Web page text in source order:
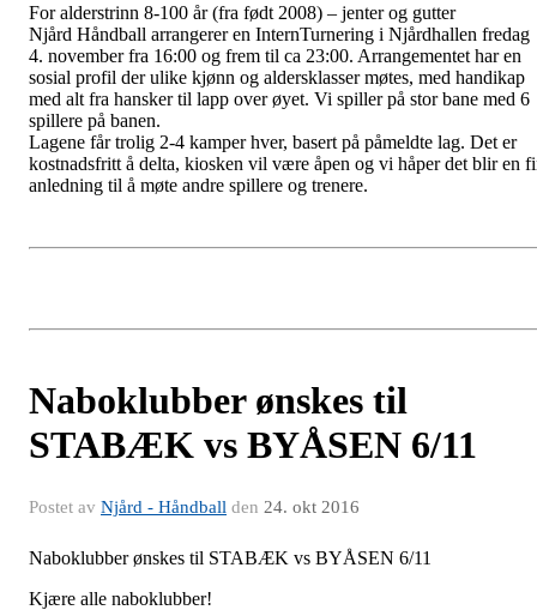
For alderstrinn 8-100 år (fra født 2008) – jenter og gutter
Njård Håndball arrangerer en InternTurnering i Njårdhallen fredag
4. november fra 16:00 og frem til ca 23:00. Arrangementet har en
sosial profil der ulike kjønn og aldersklasser møtes, med handikap
med alt fra hansker til lapp over øyet. Vi spiller på stor bane med 6
spillere på banen.
Lagene får trolig 2-4 kamper hver, basert på påmeldte lag. Det er
kostnadsfritt å delta, kiosken vil være åpen og vi håper det blir en
anledning til å møte andre spillere og trenere.
Naboklubber ønskes til
STABÆK vs BYÅSEN 6/11​​
Postet av Njård - Håndball den 24. okt 2016
Naboklubber ønskes til STABÆK vs BYÅSEN 6/11
Kjære alle naboklubber!